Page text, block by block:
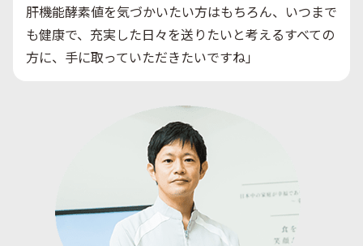
肝機能酵素値を気づかいたい方はもちろん、いつまで
も健康で、充実した日々を送りたいと考えるすべての
方に、手に取っていただきたいですね」